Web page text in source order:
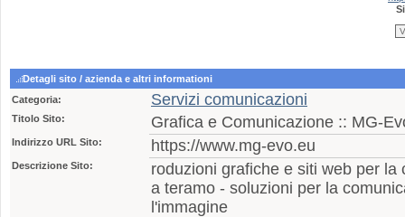
Detagli sito / azienda e altri informationi
Categoria:
Servizi comunicazioni
Titolo Sito: Grafica e Comunicazione :: MG-
Indirizzo URL Sito: https://www.mg-evo.eu
Descrizione Sito:
roduzioni grafiche e siti web per la
a teramo - soluzioni per la
l'immagine